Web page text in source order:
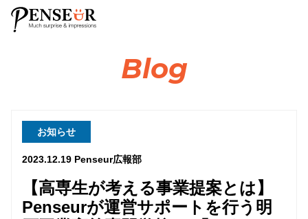
Blog
【高専生が考える事業提案とは】
Penseurが運営サポートを行う明
お知らせ
2023.12.19 Penseur広報部